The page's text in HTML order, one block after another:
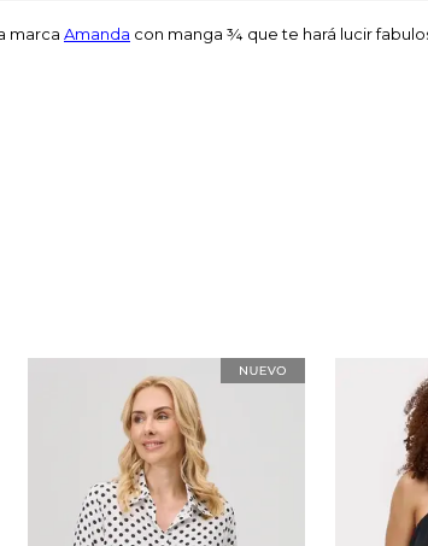
marca Amanda con manga ¾ que te hará lucir